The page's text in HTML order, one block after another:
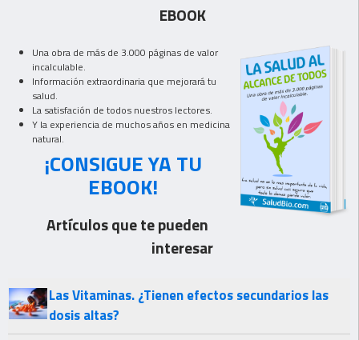
EBOOK
Una obra de más de 3.000 páginas de valor
incalculable.
Información extraordinaria que mejorará tu
salud.
La satisfación de todos nuestros lectores.
Y la experiencia de muchos años en medicina
natural.
¡CONSIGUE YA TU
EBOOK!
Artículos que te pueden
interesar
Las Vitaminas. ¿Tienen efectos secundarios las
dosis altas?